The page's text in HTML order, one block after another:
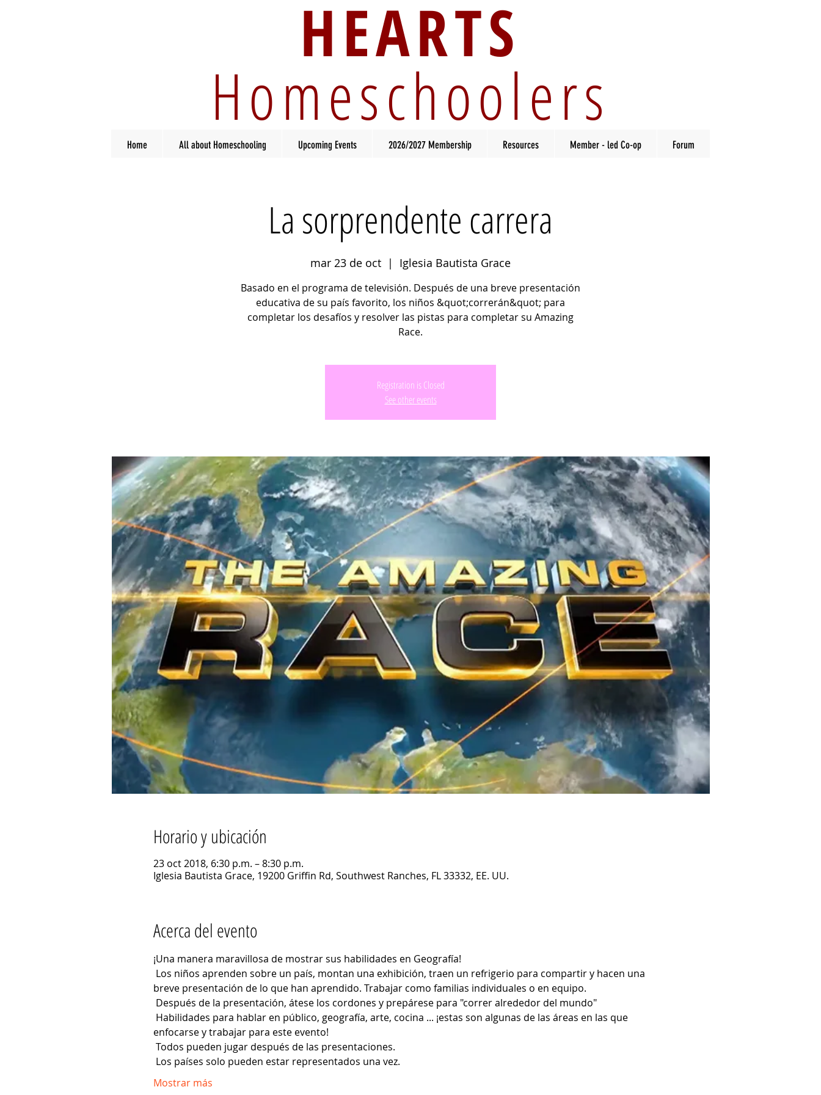
HEARTS
Homeschoolers
Home All about Homeschooling Upcoming Events 2026/2027 Membership Resources Member - led Co-op Forum
La sorprendente carrera
mar 23 de oct
  |
Iglesia Bautista Grace
Basado en el programa de televisión. Después de una breve presentación
educativa de su país favorito, los niños &quot;correrán&quot; para
completar los desafíos y resolver las pistas para completar su Amazing
Race.
Registration is Closed
See other events
Horario y ubicación
23 oct 2018, 6:30 p.m. – 8:30 p.m.
Iglesia Bautista Grace, 19200 Griffin Rd, Southwest Ranches, FL 33332, EE. UU.
Acerca del evento
¡Una manera maravillosa de mostrar sus habilidades en Geografía!
breve presentación de lo que han aprendido. Trabajar como familias individuales o en equipo.
Después de la presentación, átese los cordones y prepárese para "correr alrededor del mundo"
enfocarse y trabajar para este evento!
Todos pueden jugar después de las presentaciones.
Los países solo pueden estar representados una vez.
Mostrar más